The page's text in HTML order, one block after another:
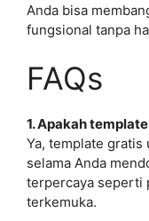
Anda bisa
fungsional tanpa
FAQs
1. Apakah
Ya, template gratis
selama Anda
terpercaya seperti
terkemuka.